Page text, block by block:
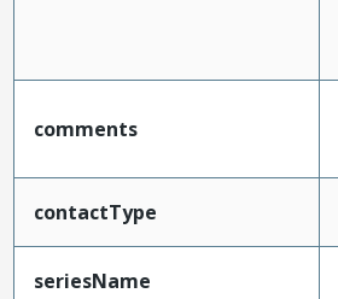
comments
contactType
seriesName